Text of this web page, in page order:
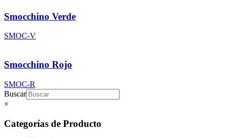
Smocchino Verde
SMOC-V
Smocchino Rojo
SMOC-R
Buscar
×
Categorías de Producto